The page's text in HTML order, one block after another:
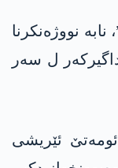
نابە نووژەنکرنا
داگیرکەر ل سەر
ئێریشی